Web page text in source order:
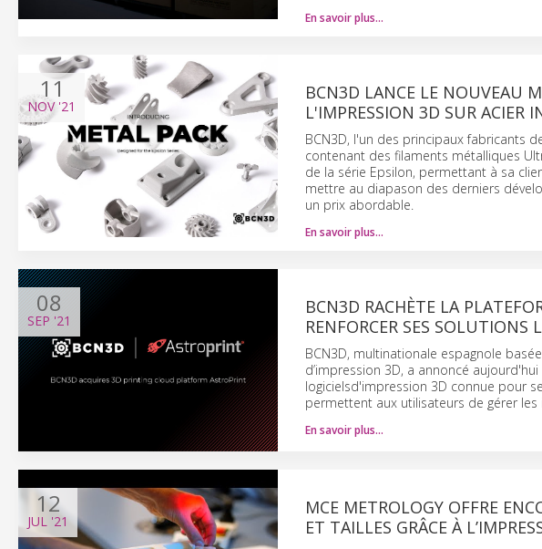
En savoir plus…
11
NOV'21
BCN3D LANCE LE NOUVEAU
L'IMPRESSION 3D SUR ACIER
BCN3D, l'un des principaux fabricants
contenant des filaments métalliques
de la série Epsilon, permettant à sa
mettre au diapason des derniers
un prix abordable.
En savoir plus…
08
SEP '21
BCN3D RACHÈTE LA
RENFORCER SES SOLUTIONS
BCN3D, multinationale espagnole
d’impression 3D, a annoncé
logicielsd'impression 3D connue pour
permettent aux utilisateurs de gérer
En savoir plus…
12
JUL '21
MCE METROLOGY OFFRE
ET TAILLES GRÂCE À